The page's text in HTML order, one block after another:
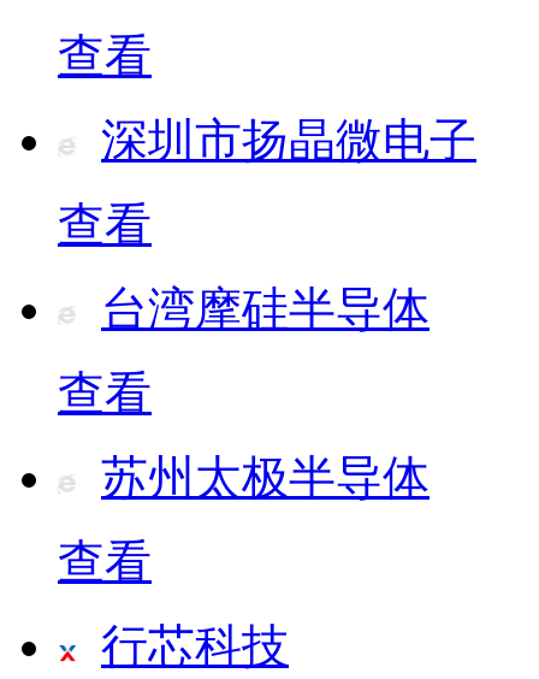
查看
深圳市扬晶微电子
查看
台湾摩硅半导体
查看
苏州太极半导体
查看
行芯科技